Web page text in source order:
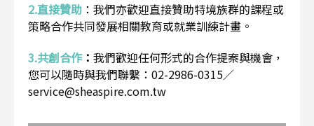
2.直接贊助 ： 我們亦歡迎直接贊助特境族群的課程或
策略合作共同發展相關教育或就業訓練計畫。
3.共創合作： 我們歡迎任何形式的合作提案與機會，
您可以隨時與我們聯繫：02-2986-0315／
service@sheaspire.com.tw